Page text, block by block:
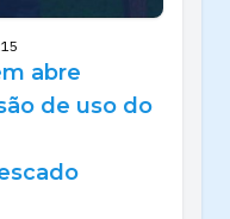
abre
de uso do